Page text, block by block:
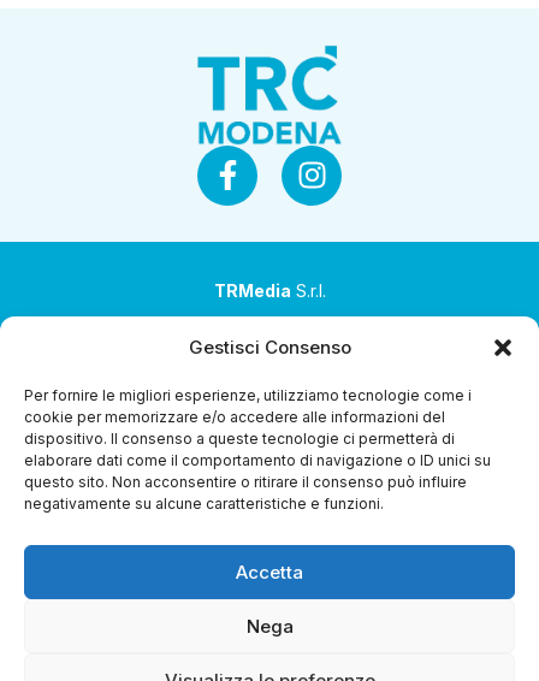
Gestisci Consenso
Per fornire le migliori esperienze, utilizziamo tecnologie come i
cookie per memorizzare e/o accedere alle informazioni del
dispositivo. Il consenso a queste tecnologie ci permetterà di
elaborare dati come il comportamento di navigazione o ID unici su
questo sito. Non acconsentire o ritirare il consenso può influire
negativamente su alcune caratteristiche e funzioni.
Accetta
Nega
TRMedia S.r.l.
coordinamento da parte di Coop Alleanza 3.0 Soc. Coop.
Sede legale: via Ragazzi del ’99 nr. 51 42124 Reggio Emilia
(RE)
P.Iva 00651840365
Home i Programmi Diretta Streaming Guida TV
Chi
Gerenza